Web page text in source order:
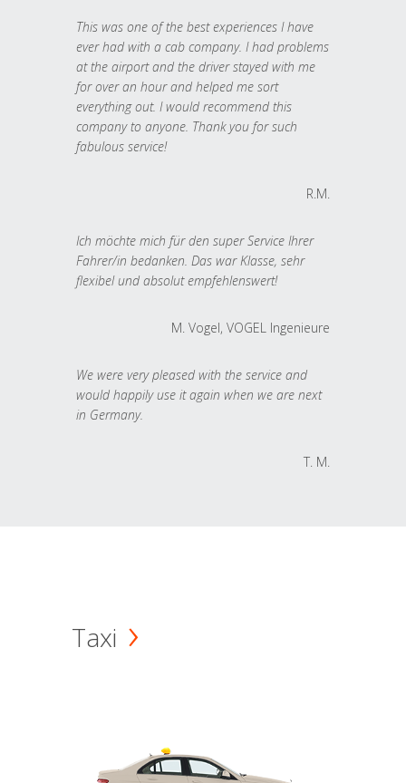
This was one of the best experiences I have
ever had with a cab company. I had problems
at the airport and the driver stayed with me
for over an hour and helped me sort
everything out. I would recommend this
company to anyone. Thank you for such
fabulous service!
R.M.
Ich möchte mich für den super Service Ihrer
Fahrer/in bedanken. Das war Klasse, sehr
flexibel und absolut empfehlenswert!
M. Vogel, VOGEL Ingenieure
We were very pleased with the service and
would happily use it again when we are next
in Germany.
T. M.
Taxi